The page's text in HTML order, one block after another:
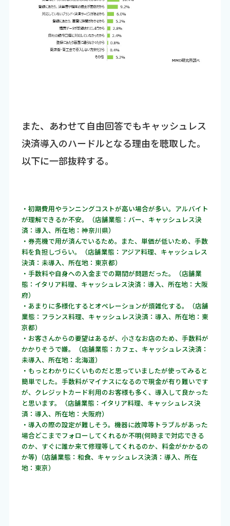
また、あわせて自由回答でもキャッシュレス
決済導入のハードルとなる理由を聴取した。
以下に一部抜粋する。
・初期費用やランニングコストが高い場合が多い。アルバイト
が理解できるか不安。（店舗業態：バー、キャッシュレス決
済：導入、所在地：神奈川県）
・券売機で用が済んでいるため。また、単価が低いため、手数
料を負担しづらい。（店舗業態：アジア料理、キャッシュレス
決済：未導入、所在地：東京都）
・手数料や自身への入金までの期間が問題だった。（店舗業
態：イタリア料理、キャッシュレス決済：導入、所在地：大阪
府）
・あまりに多様化するとオペレーションが煩雑化する。（店舗
業態：フランス料理、キャッシュレス決済：導入、所在地：東
京都）
・お客さんからの要望はあるが、小さなお店のため、手数料が
かかりそうで嫌。（店舗業態：カフェ、キャッシュレス決済：
未導入、所在地：北海道）
・もっとわかりにくいものだと思っていましたが使ってみると
簡単でした。手数料がマイナスになるので現金が有り難いです
が、クレジットカード利用のお客様も多く、導入して良かった
と思います。（店舗業態：イタリア料理、キャッシュレス決
済：導入、所在地：大阪府）
・導入の際の設定が難しそう。機器に故障等トラブルがあった
場合どこまでフォローしてくれるか不明(何時まで対応できる
のか、すぐに誰か来て修理等してくれるのか、料金がかかるの
か等)（店舗業態：和食、キャッシュレス決済：導入、所在
地：東京）